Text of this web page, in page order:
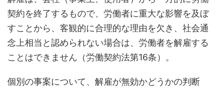
契約を終了するもので、労働者に重大な影響を及ぼ
すことから、客観的に合理的な理由を欠き、社会通
念上相当と認められない場合は、労働者を解雇する
ことはできません（労働契約法第16条）。
個別の事案について、解雇が無効かどうかの判断